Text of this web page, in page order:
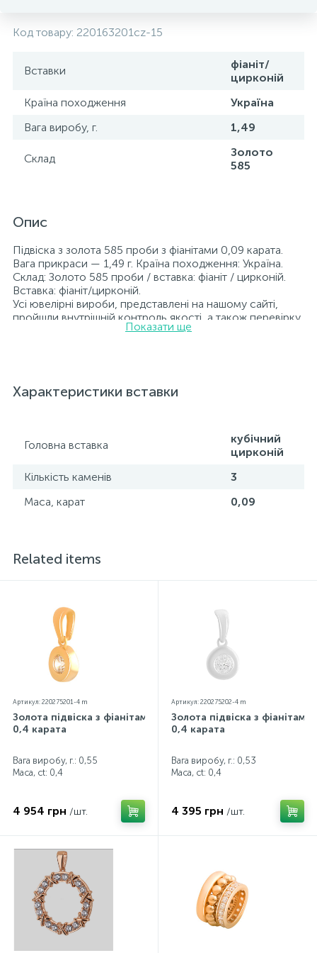
Код товару: 220163201cz-15
Вставки
фіаніт/
цирконій
Країна походження
Україна
Вага виробу, г.
1,49
Склад
Золото
585
Опис
Підвіска з золота 585 проби з фіанітами 0,09 карата.
Вага прикраси — 1,49 г. Країна походження: Україна.
Склад: Золото 585 проби / вставка: фіаніт / цирконій.
Вставка: фіаніт/цирконій.
Усі ювелірні вироби, представлені на нашому сайті,
пройшли внутрішній контроль якості, а також перевірку
Державною пробірною службою України; на всіх
відрізнятися від реальних через особливості передачі
кольорів екраном
Показати ще
Характеристики вставки
Головна вставка
кубічний
цирконій
Кількість каменів
3
Маса, карат
0,09
Related items
Артикул: 220275201-4 m
Золота підвіска з фіанітами
0,4 карата
Вага виробу, г.: 0,55
Маса, ct: 0,4
4 954 грн /шт.
Артикул: 220275202-4 m
Золота підвіска з фіанітами
0,4 карата
Вага виробу, г.: 0,53
Маса, ct: 0,4
4 395 грн /шт.